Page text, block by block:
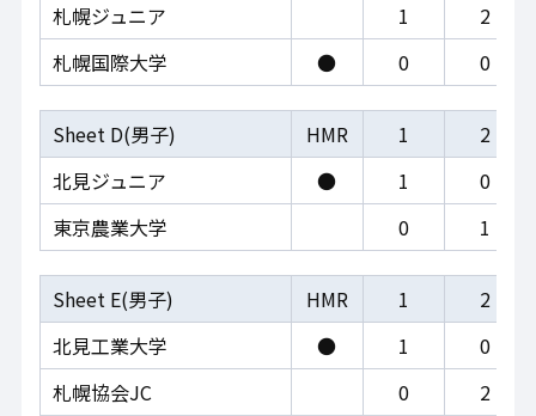
札幌ジュニア
1
2
札幌国際大学
● 0 0
Sheet D(男子) HMR 1
2
北見ジュニア
● 1
0
東京農業大学
0 1
Sheet E(男子) HMR 1
2
北見工業大学
● 1
0
札幌協会JC
0 2